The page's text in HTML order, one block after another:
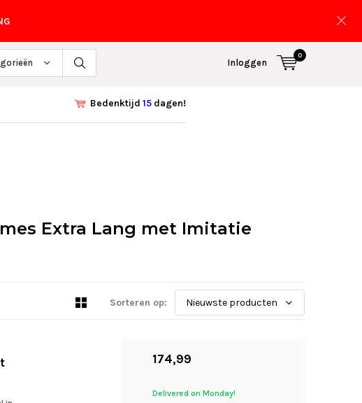
Inloggen
0
Bedenktijd 15 dagen!
Extra Lang met Imitatie
Sorteren op:
174,99
Delivered on Monday!